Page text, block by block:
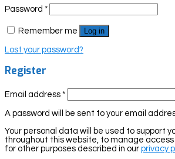
Password *
Remember me Log in
Lost your password?
Register
Email address *
A password will be sent to your email
Your personal data will be used to support
throughout this website, to manage access
for other purposes described in our privacy